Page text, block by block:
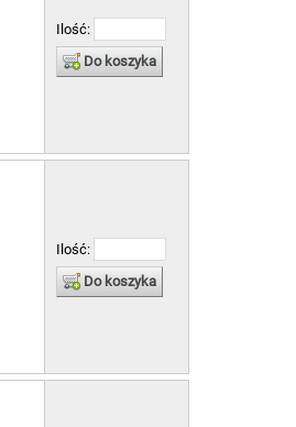
Ilość:
Do koszyka
Ilość:
Do koszyka